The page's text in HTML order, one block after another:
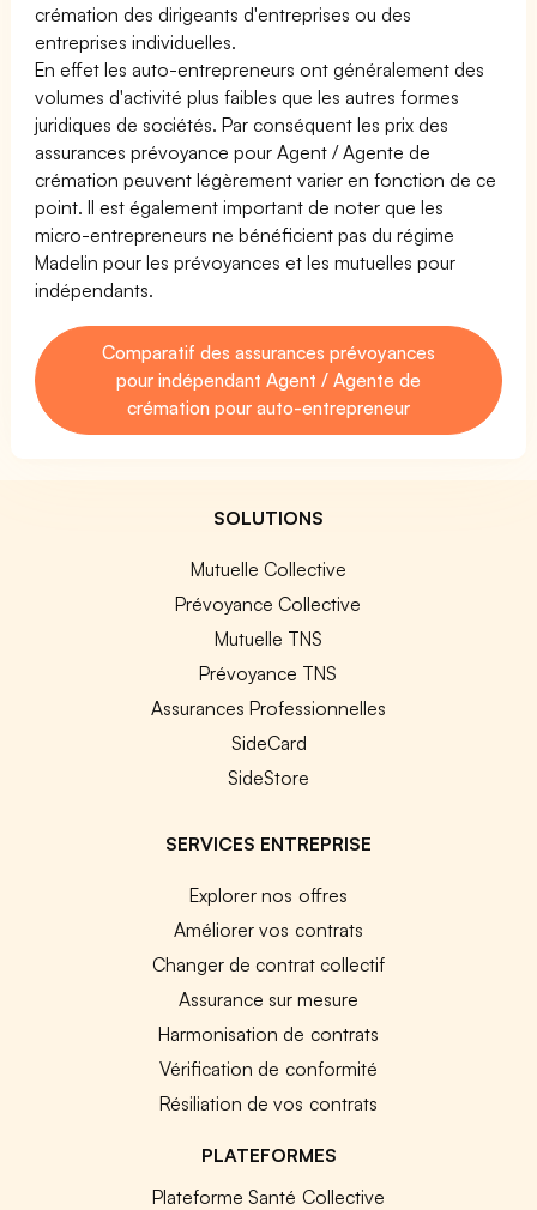
crémation des dirigeants d'entreprises ou des
entreprises individuelles.
En effet les auto-entrepreneurs ont généralement des
volumes d'activité plus faibles que les autres formes
juridiques de sociétés. Par conséquent les prix des
assurances prévoyance pour Agent / Agente de
crémation peuvent légèrement varier en fonction de ce
point. Il est également important de noter que les
micro-entrepreneurs ne bénéficient pas du régime
Madelin pour les prévoyances et les mutuelles pour
indépendants.
Comparatif des assurances prévoyances
pour indépendant Agent / Agente de
crémation pour auto-entrepreneur
SOLUTIONS
Mutuelle Collective
Prévoyance Collective
Mutuelle TNS
Prévoyance TNS
Assurances Professionnelles
SideCard
SideStore
SERVICES ENTREPRISE
Explorer nos offres
Améliorer vos contrats
Changer de contrat collectif
Assurance sur mesure
Harmonisation de contrats
Vérification de conformité
Résiliation de vos contrats
PLATEFORMES
Plateforme Santé Collective